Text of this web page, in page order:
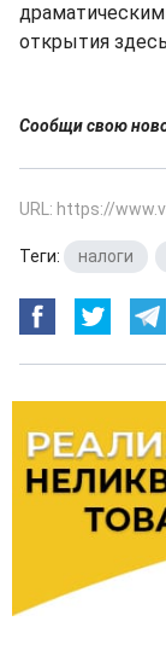
открытия
Сообщи свою
URL: https://
Теги: налоги